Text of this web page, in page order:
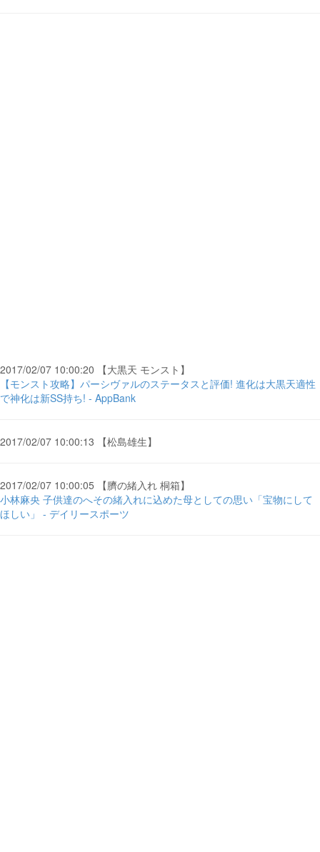
2017/02/07 10:00:20 【大黒天 モンスト】
【モンスト攻略】パーシヴァルのステータスと評価! 進化は大黒天適性
で神化は新SS持ち! - AppBank
2017/02/07 10:00:13 【松島雄生】
2017/02/07 10:00:05 【臍の緒入れ 桐箱】
小林麻央 子供達のへその緒入れに込めた母としての思い「宝物にして
ほしい」 - デイリースポーツ